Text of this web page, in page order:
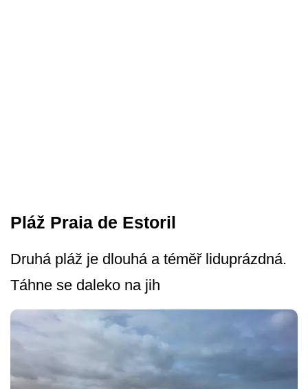
Pláž Praia de Estoril
Druhá pláž je dlouhá a téměř liduprázdná.
Táhne se daleko na jih